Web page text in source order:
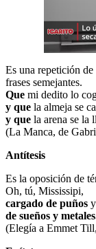
Es una repetición
frases semejantes.
Que mi dedito lo
y que la almeja se
y que la arena se
(La Manca, de
Antítesis
Es la oposición de
Oh, tú, Mississipi,
cargado de puños y
de sueños y
(Elegía a Emmet